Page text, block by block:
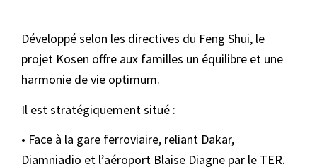
Développé selon les directives du Feng Shui, le
projet Kosen offre aux familles un équilibre et une
harmonie de vie optimum.
Il est stratégiquement situé :
• Face à la gare ferroviaire, reliant Dakar,
Diamniadio et l’aéroport Blaise Diagne par le TER.